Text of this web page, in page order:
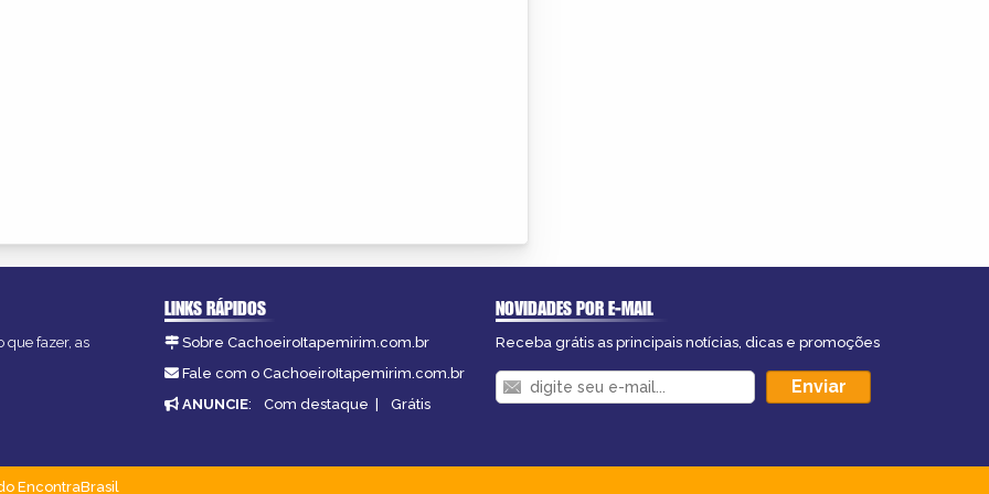
que fazer, as
LINKS RÁPIDOS
Sobre CachoeiroItapemirim.com.br
Fale com o CachoeiroItapemirim.com.br
ANUNCIE: Com destaque | Grátis
NOVIDADES POR E-MAIL
Receba grátis as principais notícias, dicas e promoções
EncontraBrasil